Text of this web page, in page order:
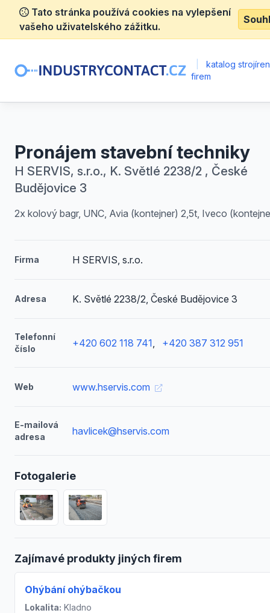
Tato stránka používá cookies na vylepšení
vašeho uživatelského zážitku.
katalog
firem
Pronájem stavební techniky
H SERVIS, s.r.o., K. Světlé 2238/2 , České
Budějovice 3
2x kolový bagr, UNC, Avia (kontejner) 2,5t, Iveco
Firma H SERVIS, s.r.o.
Adresa K. Světlé 2238/2, České Budějovice 3
Telefonní
číslo
+420 602 118 741, +420 387 312 951
Web www.hservis.com
E-mailová
adresa
havlicek@hservis.com
Fotogalerie
Zajímavé produkty jiných firem
Ohýbání ohýbačkou
Lokalita: Kladno